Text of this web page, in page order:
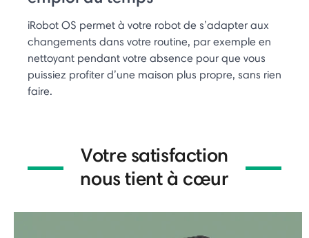
iRobot OS permet à votre robot de s’adapter aux
changements dans votre routine, par exemple en
nettoyant pendant votre absence pour que vous
puissiez profiter d’une maison plus propre, sans rien
faire.
Votre satisfaction
nous tient à cœur